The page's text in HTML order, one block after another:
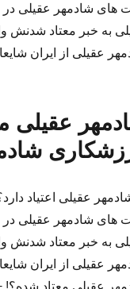
های شادمهر عقیلی در
به خبر معتاد
عقیلی از ایران
عقیلی
شادمهر عقیلی اعتیاد
های شادمهر عقیلی در
به خبر معتاد
عقیلی از ایران
عقیلی معتاد